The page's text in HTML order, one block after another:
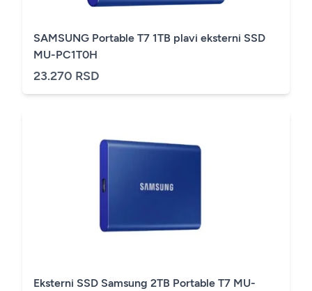
SAMSUNG Portable T7 1TB plavi eksterni SSD
MU-PC1T0H
23.270 RSD
Eksterni SSD Samsung 2TB Portable T7 MU-